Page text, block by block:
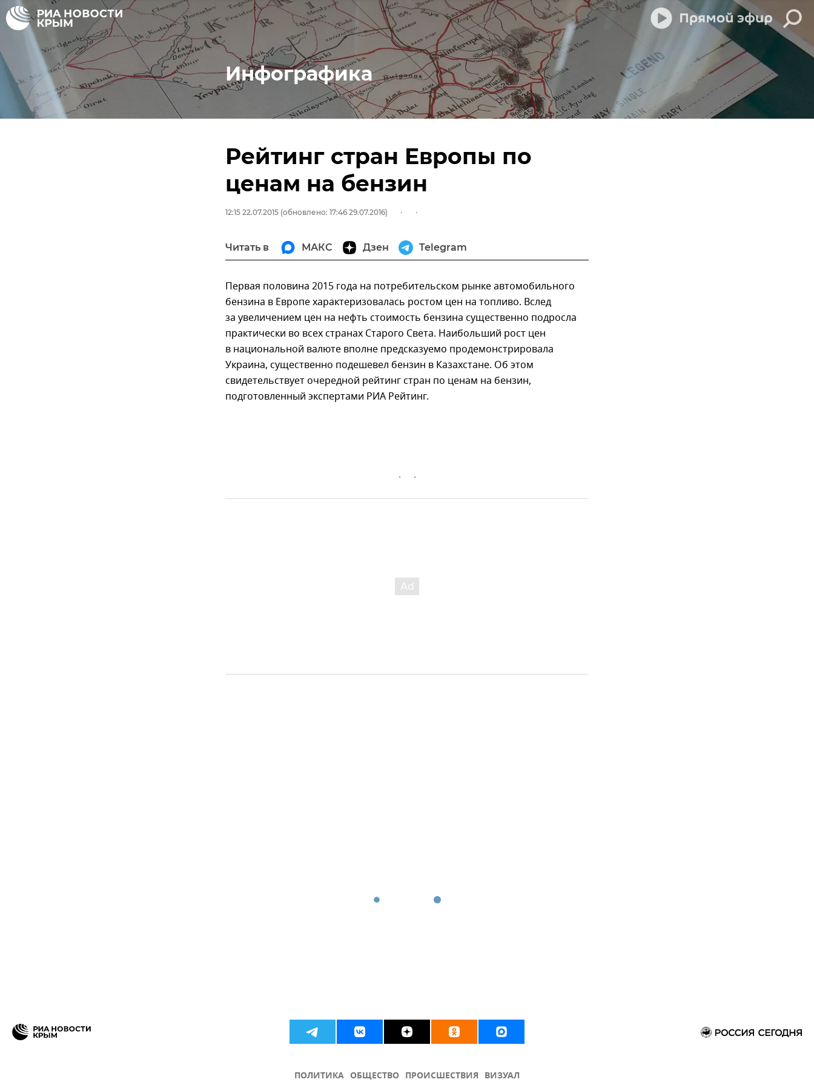
Инфографика
Рейтинг стран Европы по
ценам на бензин
12:15 22.07.2015 (обновлено: 17:46 29.07.2016)
Читать в МАКС Дзен Telegram
Первая половина 2015 года на потребительском рынке автомобильного
бензина в Европе характеризовалась ростом цен на топливо. Вслед
за увеличением цен на нефть стоимость бензина существенно подросла
практически во всех странах Старого Света. Наибольший рост цен
в национальной валюте вполне предсказуемо продемонстрировала
Украина, существенно подешевел бензин в Казахстане. Об этом
свидетельствует очередной рейтинг стран по ценам на бензин,
подготовленный экспертами РИА Рейтинг.
ПОЛИТИКА ОБЩЕСТВО ПРОИСШЕСТВИЯ ВИЗУАЛ